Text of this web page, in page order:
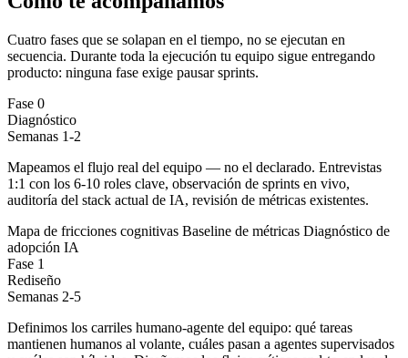
Cuatro fases que se solapan en el tiempo, no se ejecutan en
secuencia. Durante toda la ejecución tu equipo sigue entregando
producto: ninguna fase exige pausar sprints.
Fase 0
Diagnóstico
Semanas 1-2
Mapeamos el flujo real del equipo — no el declarado. Entrevistas
1:1 con los 6-10 roles clave, observación de sprints en vivo,
auditoría del stack actual de IA, revisión de métricas existentes.
Mapa de fricciones cognitivas Baseline de métricas Diagnóstico de
adopción IA
Fase 1
Rediseño
Semanas 2-5
Definimos los carriles humano-agente del equipo: qué tareas
mantienen humanos al volante, cuáles pasan a agentes supervisados